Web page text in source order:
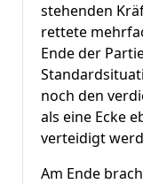
stehenden
rettete
Ende der
noch den
als eine Ecke
verteidigt
Am Ende